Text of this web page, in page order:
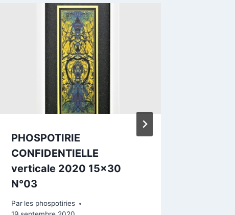
PHOSPOTIRIE
CONFIDENTIELLE
verticale 2020 15×30
N°03
Par les phospotiries